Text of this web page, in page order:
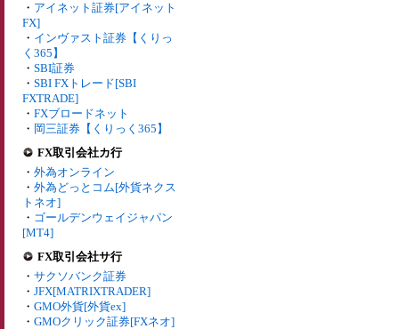
・ アイネット証券[アイネット
FX]
・ インヴァスト証券【くりっ
く365】
・ SBI証券
・ SBI FXトレード[SBI
FXTRADE]
・ FXブロードネット
・ 岡三証券【くりっく365】
FX取引会社カ行
・ 外為オンライン
・ 外為どっとコム[外貨ネクス
トネオ]
・ ゴールデンウェイジャパン
[MT4]
FX取引会社サ行
・ サクソバンク証券
・ JFX[MATRIXTRADER]
・ GMO外貨[外貨ex]
・ GMOクリック証券[FXネオ]